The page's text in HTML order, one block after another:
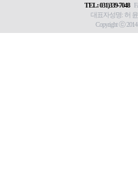
TEL: 031)339-7048
대표자성명: 허
Copyright ⓒ 2014